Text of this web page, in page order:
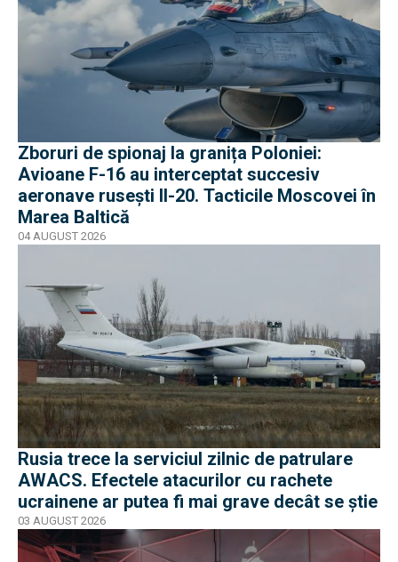
Zboruri de spionaj la granița Poloniei:
Avioane F-16 au interceptat succesiv
aeronave rusești Il-20. Tacticile Moscovei în
Marea Baltică
04 AUGUST 2026
Rusia trece la serviciul zilnic de patrulare
AWACS. Efectele atacurilor cu rachete
ucrainene ar putea fi mai grave decât se știe
03 AUGUST 2026